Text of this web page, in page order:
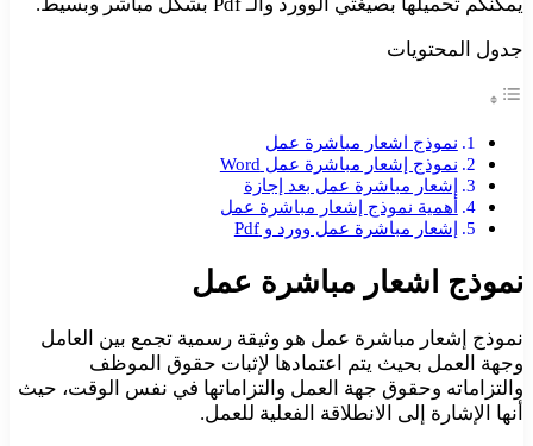
جدول المحتويات
نموذج اشعار مباشرة عمل
نموذج إشعار مباشرة عمل Word
إشعار مباشرة عمل بعد إجازة
أهمية نموذج إشعار مباشرة عمل
إشعار مباشرة عمل وورد و Pdf
نموذج اشعار مباشرة عمل
نموذج إشعار مباشرة عمل هو وثيقة رسمية تجمع بين العامل
وجهة العمل بحيث يتم اعتمادها لإثبات حقوق الموظف
والتزاماته وحقوق جهة العمل والتزاماتها في نفس الوقت، حيث
أنها الإشارة إلى الانطلاقة الفعلية للعمل.